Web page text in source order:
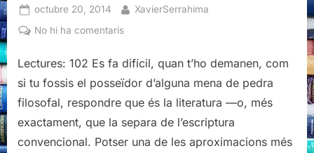
Posted
on
octubre 20, 2014 By
XavierSerrahima
No hi ha comentarisa
nit,
Kurt
Lectures: 102 Es fa difícil, quan t’ho demanen, com
si tu fossis el posseïdor d’alguna mena de pedra
filosofal, respondre que és la literatura —o, més
exactament, que la separa de l’escriptura
convencional. Potser una de les aproximacions més